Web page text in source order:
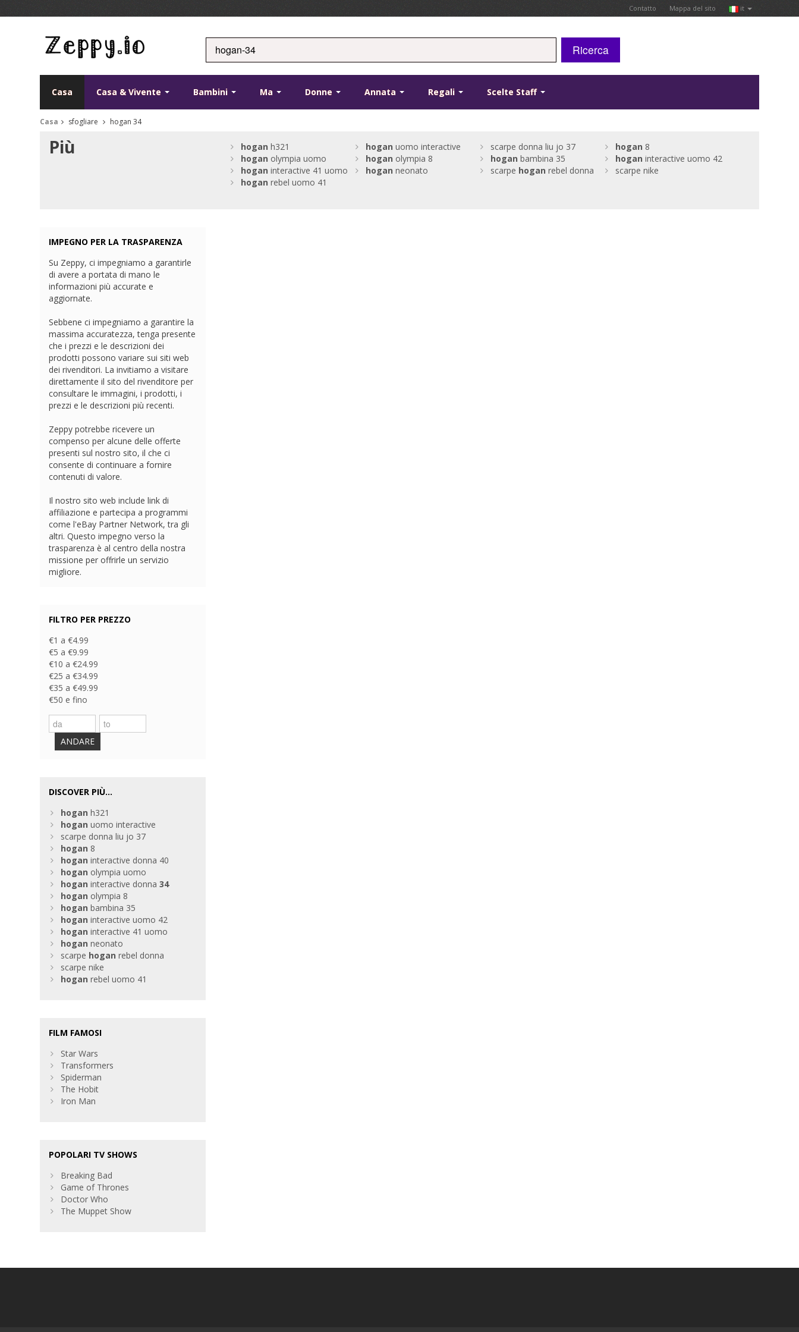
Contatto Mappa del sito it
Ricerca
Casa Casa & Vivente Bambini Ma Donne Annata Regali Scelte Staff
Casa sfogliare hogan 34
Più hogan h321 hogan uomo interactive scarpe donna liu jo 37 hogan 8
hogan olympia uomo hogan olympia 8 hogan bambina 35 hogan interactive uomo 42
hogan interactive 41 uomo hogan neonato scarpe hogan rebel donna
scarpe nike
hogan rebel uomo 41
IMPEGNO PER LA TRASPARENZA
Su Zeppy, ci impegniamo a garantirle
di avere a portata di mano le
informazioni più accurate e
aggiornate.
Sebbene ci impegniamo a garantire la
massima accuratezza, tenga presente
che i prezzi e le descrizioni dei
prodotti possono variare sui siti web
dei rivenditori. La invitiamo a visitare
direttamente il sito del rivenditore per
consultare le immagini, i prodotti, i
prezzi e le descrizioni più recenti.
Zeppy potrebbe ricevere un
compenso per alcune delle offerte
presenti sul nostro sito, il che ci
consente di continuare a fornire
contenuti di valore.
Il nostro sito web include link di
affiliazione e partecipa a programmi
come l'eBay Partner Network, tra gli
altri. Questo impegno verso la
trasparenza è al centro della nostra
missione per offrirle un servizio
migliore.
FILTRO PER PREZZO
€1 a €4.99
€5 a €9.99
€10 a €24.99
€25 a €34.99
€35 a €49.99
€50 e fino
ANDARE
DISCOVER PIÙ...
hogan h321
hogan uomo interactive
scarpe donna liu jo 37
hogan 8
hogan interactive donna 40
hogan olympia uomo
hogan interactive donna34
hogan olympia 8
hogan bambina 35
hogan interactive uomo 42
hogan interactive 41 uomo
hogan neonato
scarpe hogan rebel donna
scarpe nike
hogan rebel uomo 41
FILM FAMOSI
Star Wars
Transformers
Spiderman
The Hobit
Iron Man
POPOLARI TV SHOWS
Breaking Bad
Game of Thrones
Doctor Who
The Muppet Show